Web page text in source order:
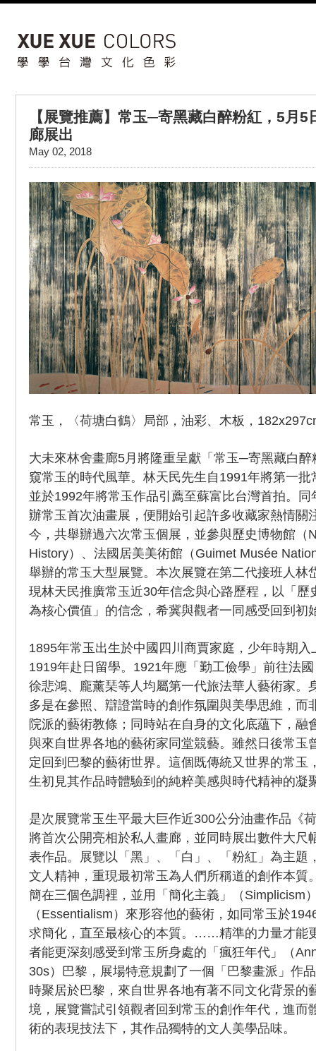
【展覽推薦】常玉─寄黑藏白醉粉紅，5月5
廊展出
May 02, 2018
常玉，〈荷塘白鶴〉局部，油彩、木板，
大未來林舍畫廊5月將隆重呈獻「常玉─寄黑藏白
窺常玉的時代風華。林天民先生自1991年將第一
並於1992年將常玉作品引薦至蘇富比台灣首拍。
辦常玉首次油畫展，便開始引起許多收藏家熱情關
今，共舉辦過六次常玉個展，並參與歷史博物館（
History）、法國居美美術館（Guimet Musée
舉辦的常玉大型展覽。本次展覽在第二代接班人林
現林天民推廣常玉近30年信念與心路歷程，以「歷
為核心價值」的信念，希冀與觀者一同感受回到初
1895年常玉出生於中國四川商賈家庭，少年時期
1919年赴日留學。1921年應「勤工儉學」前往法
徐悲鴻、龐薰琹等人均屬第一代旅法華人藝術家。
多是在參照、辯證當時的創作氛圍與美學思維，而
院派的藝術教條；同時站在自身的文化底蘊下，融
與來自世界各地的藝術家同堂競藝。雖然日後常玉
定回到巴黎的藝術世界。這個既傳統又世界的常玉
生初見其作品時體驗到的純粹美感與時代精神的凝
是次展覽常玉生平最大巨作近300公分油畫作品《
將首次公開亮相於私人畫廊，並同時展出數件大尺
表作品。展覽以「黑」、「白」、「粉紅」為主題
文人精神，重現最初常玉為人們所稱道的創作本質
簡在三個色調裡，並用「簡化主義」（Simplicism
（Essentialism）來形容他的藝術，如同常玉於
求簡化，直至最核心的本質。……精準的力量才能
者能更深刻感受到常玉所身處的「瘋狂年代」（
30s）巴黎，展場特意規劃了一個「巴黎畫派」作
時聚居於巴黎，來自世界各地有著不同文化背景的
境，展覽嘗試引領觀者回到常玉的創作年代，進而
術的表現技法下，其作品獨特的文人美學品味。